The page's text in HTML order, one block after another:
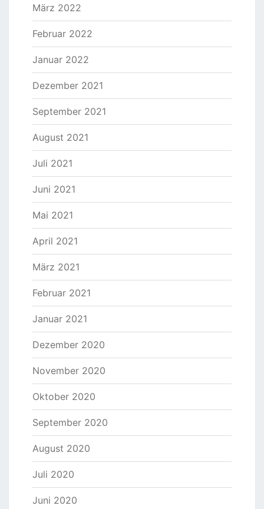
März 2022
Februar 2022
Januar 2022
Dezember 2021
September 2021
August 2021
Juli 2021
Juni 2021
Mai 2021
April 2021
März 2021
Februar 2021
Januar 2021
Dezember 2020
November 2020
Oktober 2020
September 2020
August 2020
Juli 2020
Juni 2020